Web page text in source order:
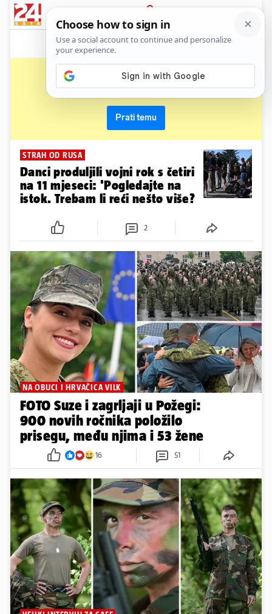
PRIJAVA
News
vojni rok
Prati temu
STRAH OD RUSA
Danci produljili vojni rok s četiri
na 11 mjeseci: 'Pogledajte na
istok. Trebam li reći nešto više?
2
NA OBUCI I HRVAČICA VILK
FOTO Suze i zagrljaji u Požegi:
900 novih ročnika položilo
prisegu, među njima i 53 žene
16 51